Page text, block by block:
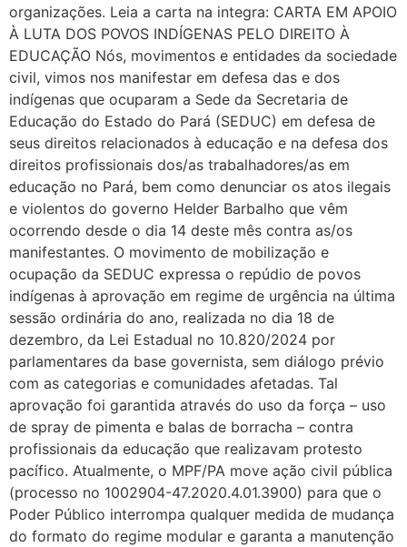
organizações. Leia a carta na integra: CARTA EM APOIO
À LUTA DOS POVOS INDÍGENAS PELO DIREITO À
EDUCAÇÃO Nós, movimentos e entidades da sociedade
civil, vimos nos manifestar em defesa das e dos
indígenas que ocuparam a Sede da Secretaria de
Educação do Estado do Pará (SEDUC) em defesa de
seus direitos relacionados à educação e na defesa dos
direitos profissionais dos/as trabalhadores/as em
educação no Pará, bem como denunciar os atos ilegais
e violentos do governo Helder Barbalho que vêm
ocorrendo desde o dia 14 deste mês contra as/os
manifestantes. O movimento de mobilização e
ocupação da SEDUC expressa o repúdio de povos
indígenas à aprovação em regime de urgência na última
sessão ordinária do ano, realizada no dia 18 de
dezembro, da Lei Estadual no 10.820/2024 por
parlamentares da base governista, sem diálogo prévio
com as categorias e comunidades afetadas. Tal
aprovação foi garantida através do uso da força – uso
de spray de pimenta e balas de borracha – contra
profissionais da educação que realizavam protesto
pacífico. Atualmente, o MPF/PA move ação civil pública
(processo no 1002904-47.2020.4.01.3900) para que o
Poder Público interrompa qualquer medida de mudança
do formato do regime modular e garanta a manutenção